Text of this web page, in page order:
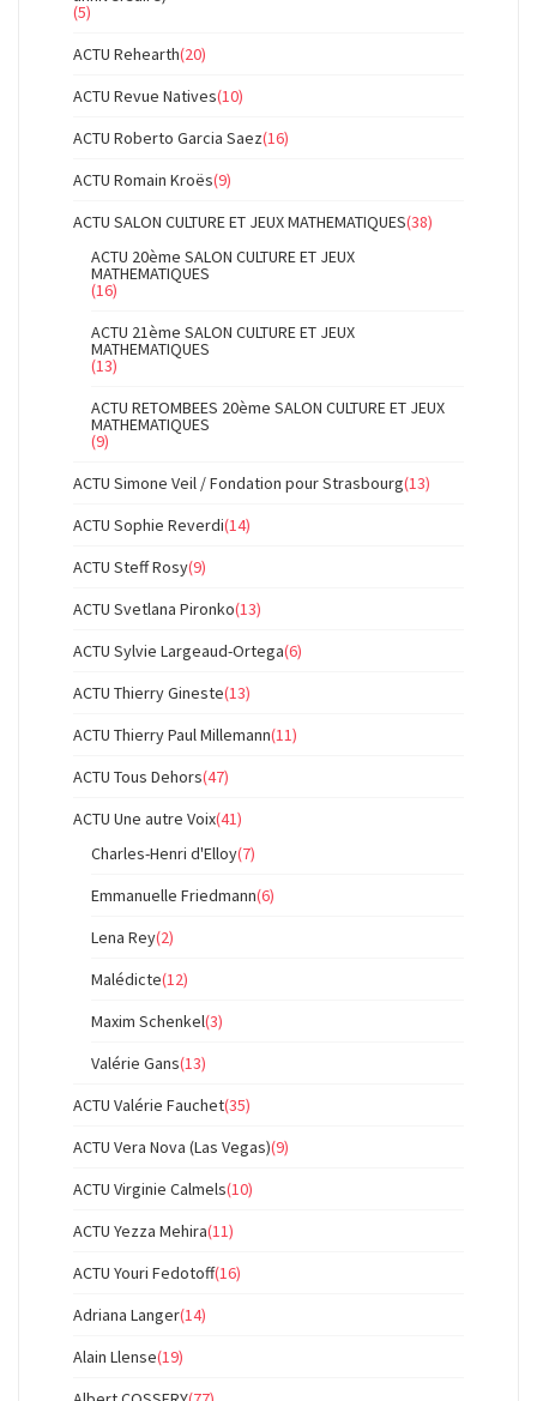
(5)
ACTU Rehearth(20)
ACTU Revue Natives(10)
ACTU Roberto Garcia Saez(16)
ACTU Romain Kroës(9)
ACTU SALON CULTURE ET JEUX MATHEMATIQUES(38)
ACTU 20ème SALON CULTURE ET JEUX
MATHEMATIQUES
(16)
ACTU 21ème SALON CULTURE ET JEUX
MATHEMATIQUES
(13)
ACTU RETOMBEES 20ème SALON CULTURE ET JEUX
MATHEMATIQUES
(9)
ACTU Simone Veil / Fondation pour Strasbourg(13)
ACTU Sophie Reverdi(14)
ACTU Steff Rosy(9)
ACTU Svetlana Pironko(13)
ACTU Sylvie Largeaud-Ortega(6)
ACTU Thierry Gineste(13)
ACTU Thierry Paul Millemann(11)
ACTU Tous Dehors(47)
ACTU Une autre Voix(41)
Charles-Henri d'Elloy(7)
Emmanuelle Friedmann(6)
Lena Rey(2)
Malédicte(12)
Maxim Schenkel(3)
Valérie Gans(13)
ACTU Valérie Fauchet(35)
ACTU Vera Nova (Las Vegas)(9)
ACTU Virginie Calmels(10)
ACTU Yezza Mehira(11)
ACTU Youri Fedotoff(16)
Adriana Langer(14)
Alain Llense(19)